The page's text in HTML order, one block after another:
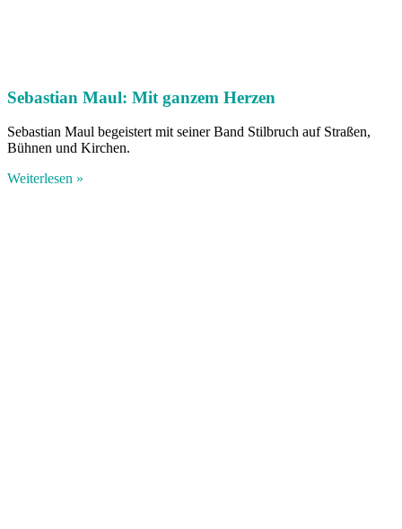
Sebastian Maul: Mit ganzem Herzen
Sebastian Maul begeistert mit seiner Band Stilbruch auf Straßen,
Bühnen und Kirchen.
Weiterlesen »